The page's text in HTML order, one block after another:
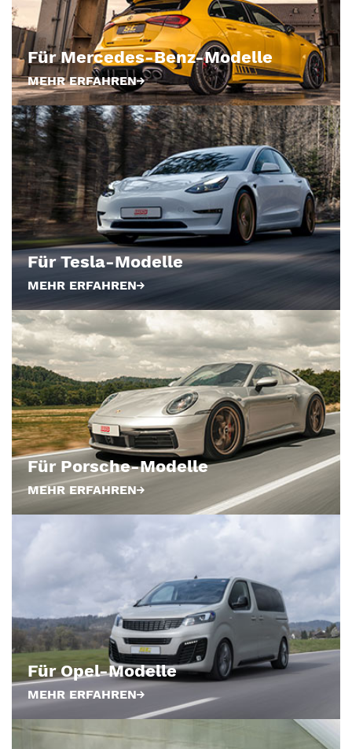
Für Mercedes-Benz-Modelle
MEHR ERFAHREN
Für Tesla-Modelle
MEHR ERFAHREN
Für Porsche-Modelle
MEHR ERFAHREN
Für Opel-Modelle
MEHR ERFAHREN